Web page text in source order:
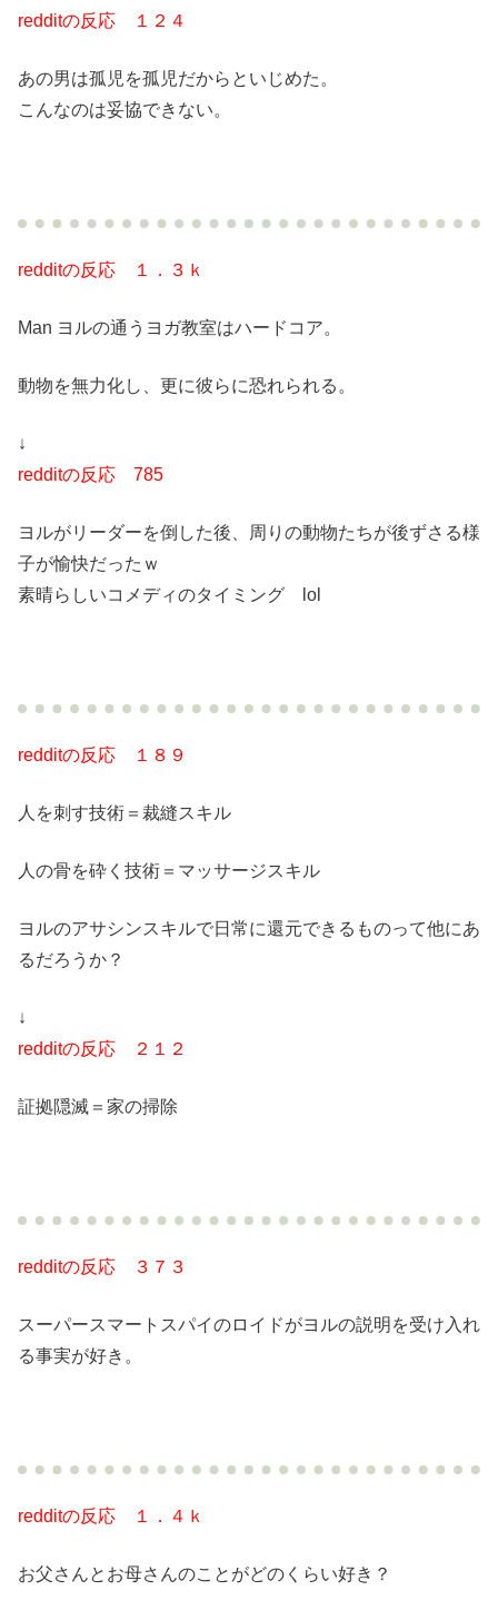
redditの反応 １２４
あの男は孤児を孤児だからといじめた。
こんなのは妥協できない。
redditの反応 １．３ｋ
Man ヨルの通うヨガ教室はハードコア。
動物を無力化し、更に彼らに恐れられる。
↓
redditの反応 785
ヨルがリーダーを倒した後、周りの動物たちが後ずさる様
子が愉快だったｗ
素晴らしいコメディのタイミング lol
redditの反応 １８９
人を刺す技術＝裁縫スキル
人の骨を砕く技術＝マッサージスキル
ヨルのアサシンスキルで日常に還元できるものって他にあ
るだろうか？
↓
redditの反応 ２１２
証拠隠滅＝家の掃除
redditの反応 ３７３
スーパースマートスパイのロイドがヨルの説明を受け入れ
る事実が好き。
redditの反応 １．４ｋ
お父さんとお母さんのことがどのくらい好き？